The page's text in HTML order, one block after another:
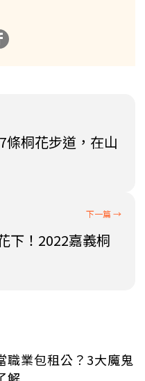
桐花步道，在山
下！2022嘉義桐
職業包租公？3大魔鬼